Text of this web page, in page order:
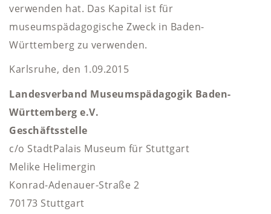
verwenden hat. Das Kapital ist für
museumspädagogische Zweck in Baden-
Württemberg zu verwenden.
Karlsruhe, den 1.09.2015
Landesverband Museumspädagogik Baden-
Württemberg e.V.
Geschäftsstelle
c/o StadtPalais Museum für Stuttgart
Melike Helimergin
Konrad-Adenauer-Straße 2
70173 Stuttgart